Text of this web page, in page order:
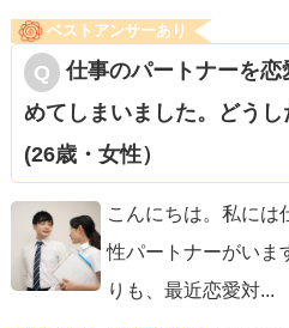
ベストアンサーあり
仕事のパートナーを
めてしまいました。どう
(26歳・女性）
こんにちは。私には
性パートナーがいま
りも、最近恋愛対...